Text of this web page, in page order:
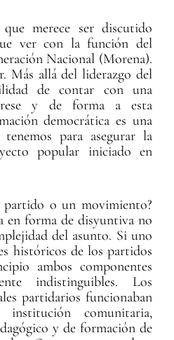
merece ser discutido
ver con la función del
Nacional (Morena).
Más allá del liderazgo del
de contar con una
y de forma a esta
democrática es una
para asegurar la
popular iniciado en
partido o un movimiento?
en forma de disyuntiva no
del asunto. Si uno
históricos de los partidos
ambos componentes
indistinguibles. Los
partidarios funcionaban
comunitaria,
y de formación de